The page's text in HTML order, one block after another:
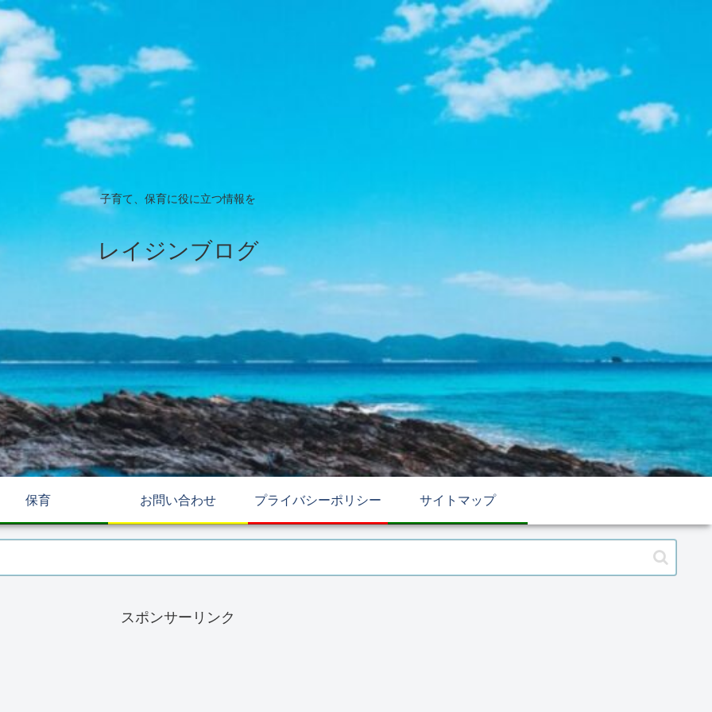
子育て、保育に役に立つ情報を
レイジンブログ
保育 お問い合わせ プライバシーポリシー サイトマップ
スポンサーリンク